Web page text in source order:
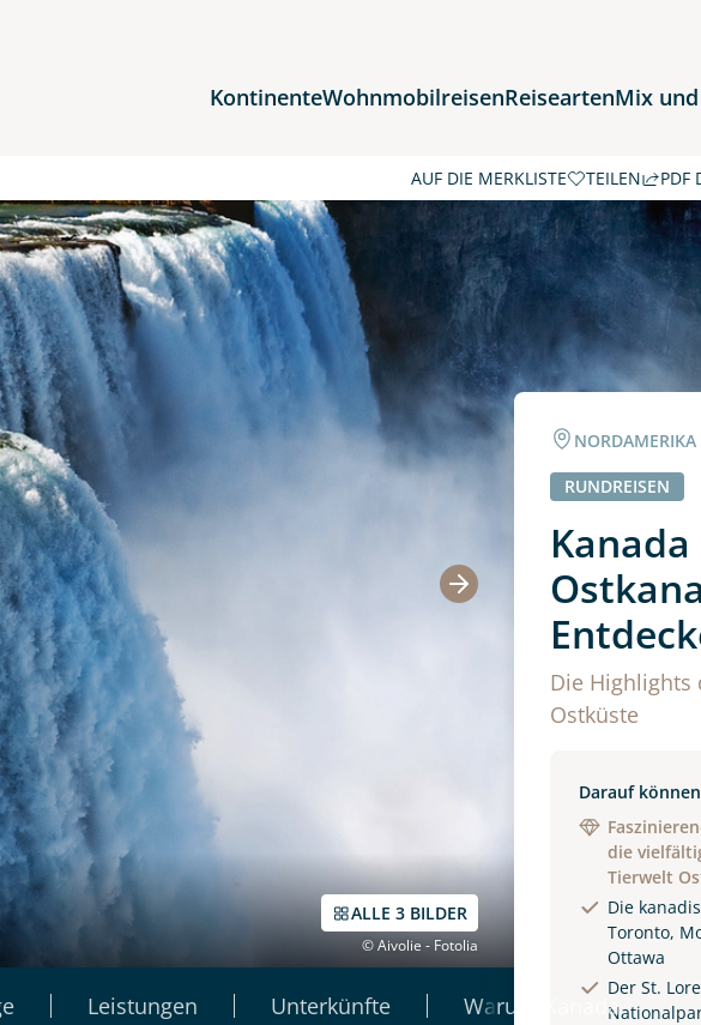
KontinenteWohnmobilreisenReiseartenMix
Reiseziele
Nordamerika
AUF DIE MERKLISTE TEILEN PDF
ALLE 3 BILDER
© Aivolie - Fotolia
Leistungen Unterkünfte Warum Kanada
NORDAMERIKA
RUNDREISEN
Kanada
Die Highlights
Ostküste
Darauf
die
Tierwelt
Die
Toronto,
Ottawa
Der St.